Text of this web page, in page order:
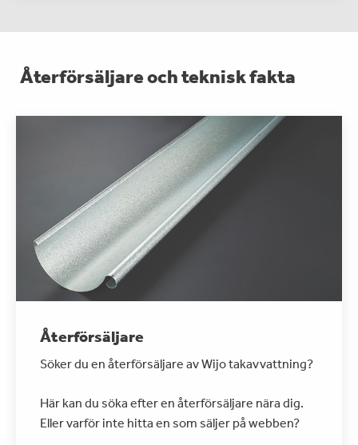
Återförsäljare och teknisk fakta
Återförsäljare
Söker du en återförsäljare av Wijo takavvattning?
Här kan du söka efter en återförsäljare nära dig.
Eller varför inte hitta en som säljer på webben?